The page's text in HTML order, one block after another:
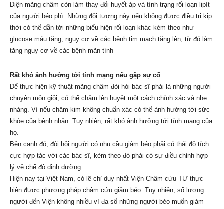
Điện mãng châm còn làm thay đổi huyết áp và tình trạng rối loạn lipít
của người béo phì. Những đối tượng này nếu không được điều trị kịp
thời có thể dẫn tới những biểu hiện rối loạn khác kèm theo như
glucose máu tăng, nguy cơ về các bệnh tim mạch tăng lên, từ đó làm
tăng nguy cơ về các bệnh mãn tính
Rất khó ảnh hưởng tới tính mạng nếu gặp sự cố
Để thực hiện kỹ thuật mãng châm đòi hỏi bác sĩ phải là những người
chuyên môn giỏi, có thể châm lên huyệt một cách chính xác và nhẹ
nhàng. Vì nếu châm kim không chuẩn xác có thể ảnh hưởng tới sức
khỏe của bệnh nhân. Tuy nhiên, rất khó ảnh hưởng tới tính mạng của
họ.
Bên cạnh đó, đòi hỏi người có nhu cầu giảm béo phải có thái độ tích
cực hợp tác với các bác sĩ, kèm theo đó phải có sự điều chỉnh hợp
lý về chế độ dinh dưỡng.
Hiện nay tại Việt Nam, có lẽ chỉ duy nhất Viện Châm cứu TƯ thực
hiện được phương pháp châm cứu giảm béo. Tuy nhiên, số lượng
người đến Viện không nhiều vì đa số những người béo muốn giảm